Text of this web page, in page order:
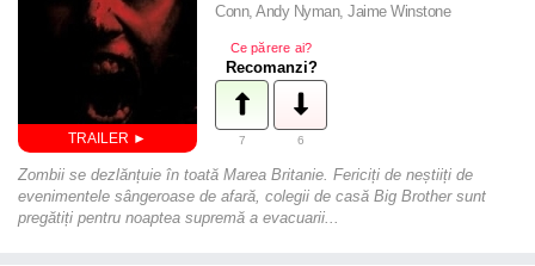
Conn, Andy Nyman, Jaime Winstone
Ce părere ai?
Recomanzi?
7 6
Zombii se dezlănțuie în toată Marea Britanie. Fericiți de neștiiți de
evenimentele sângeroase de afară, colegii de casă Big Brother sunt
pregătiți pentru noaptea supremă a evacuarii...